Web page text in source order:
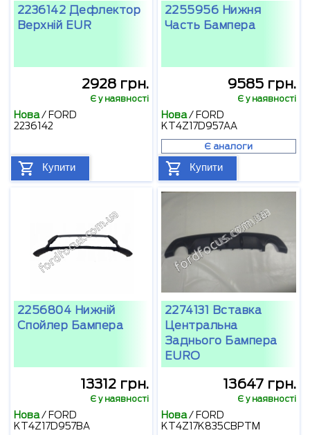
2236142 Дефлектор
Верхній EUR
2928 грн.
Є у наявності
Нова/ FORD
2236142
Купити
2255956 Нижня
Часть Бампера
9585 грн.
Є у наявності
Нова/ FORD
KT4Z17D957AA
Є аналоги
Купити
2256804 Нижній
Спойлер Бампера
13312 грн.
Є у наявності
Нова/ FORD
KT4Z17D957BA
2274131 Вставка
Центральна
Заднього Бампера
EURO
13647 грн.
Є у наявності
Нова/ FORD
KT4Z17K835CBPTM